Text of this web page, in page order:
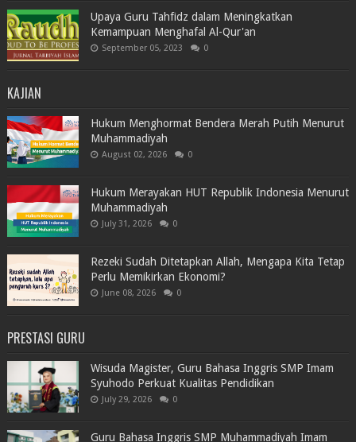
Upaya Guru Tahfidz dalam Meningkatkan
Kemampuan Menghafal Al-Qur'an
September 05, 2023 0
KAJIAN
Hukum Menghormat Bendera Merah Putih Menurut
Muhammadiyah
August 02, 2026 0
Hukum Merayakan HUT Republik Indonesia Menurut
Muhammadiyah
July 31, 2026 0
Rezeki Sudah Ditetapkan Allah, Mengapa Kita Tetap
Perlu Memikirkan Ekonomi?
June 08, 2026 0
PRESTASI GURU
Wisuda Magister, Guru Bahasa Inggris SMP Imam
Syuhodo Perkuat Kualitas Pendidikan
July 29, 2026 0
Guru Bahasa Inggris SMP Muhammadiyah Imam